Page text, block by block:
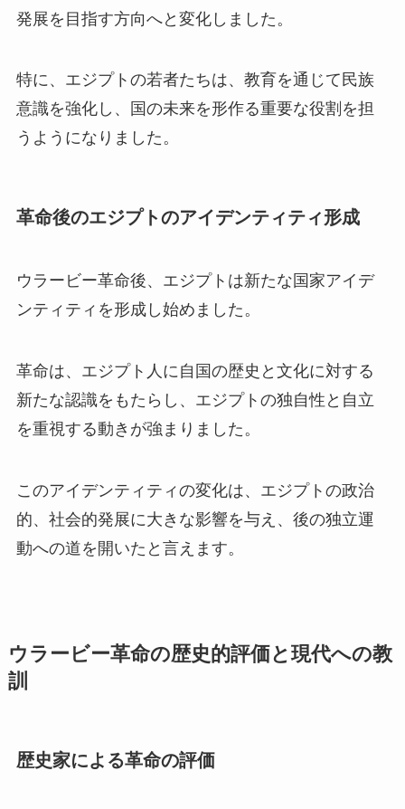
発展を目指す方向へと変化しました。
特に、エジプトの若者たちは、教育を通じて民族
意識を強化し、国の未来を形作る重要な役割を担
うようになりました。
革命後のエジプトのアイデンティティ形成
ウラービー革命後、エジプトは新たな国家アイデ
ンティティを形成し始めました。
革命は、エジプト人に自国の歴史と文化に対する
新たな認識をもたらし、エジプトの独自性と自立
を重視する動きが強まりました。
このアイデンティティの変化は、エジプトの政治
的、社会的発展に大きな影響を与え、後の独立運
動への道を開いたと言えます。
ウラービー革命の歴史的評価と現代への教
訓
歴史家による革命の評価